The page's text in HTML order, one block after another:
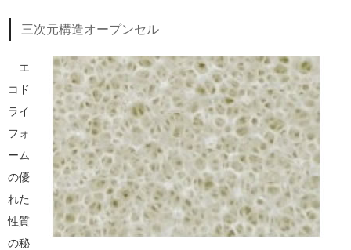
三次元構造オープンセル
エ
コド
ライ
フォ
ーム
の優
れた
性質
の秘